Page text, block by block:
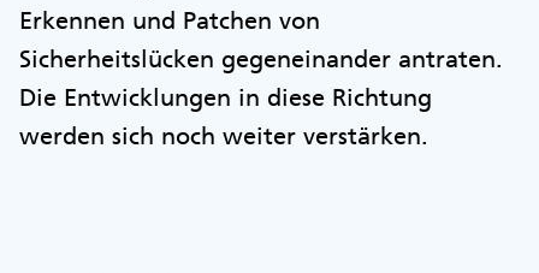
Erkennen und Patchen von
Sicherheitslücken gegeneinander antraten.
Die Entwicklungen in diese Richtung
werden sich noch weiter verstärken.